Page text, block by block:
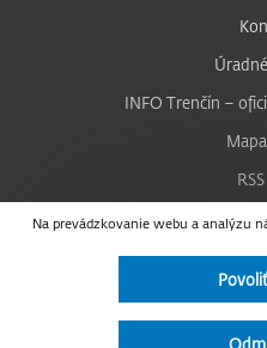
Na prevádzkovanie webu a analýzu
INFO Trenčín –